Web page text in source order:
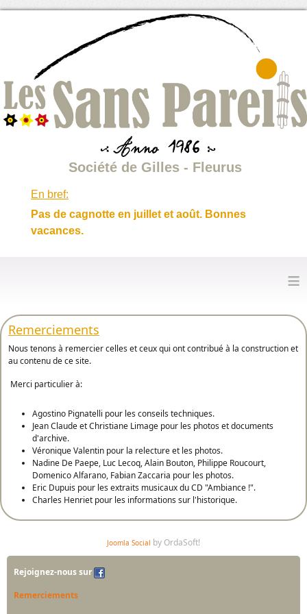
Société de Gilles - Fleurus
En bref:
Pas de cagnotte en juillet et août. Bonnes
vacances.
≡
Remerciements
Nous tenons à remercier celles et ceux qui ont contribué à la construction et
au contenu de ce site.
Merci particulier à:
Agostino Pignatelli pour les conseils techniques.
Jean Claude et Christiane Limage pour les photos et documents
d'archive.
Véronique Valentin pour la relecture et les photos.
Nadine De Paepe, Luc Lecoq, Alain Bouton, Philippe Roucourt,
Domenico Alfarano, Fabian Zaccaria pour les photos.
Eric Dupuis pour les extraits musicaux du CD "Ambiance !".
Charles Henriet pour les informations sur l'historique.
Joomla Social by OrdaSoft!
Rejoignez-nous sur
Remerciements